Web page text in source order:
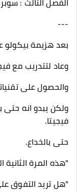
---
بعد هزيمة بيكولو
وعاد لتتدريب مع
والحصول على
ولكن يبدو انه حتى
فيجيتا.
حتى بالخداع.
"هذه المرة
"هل تريد التفوق